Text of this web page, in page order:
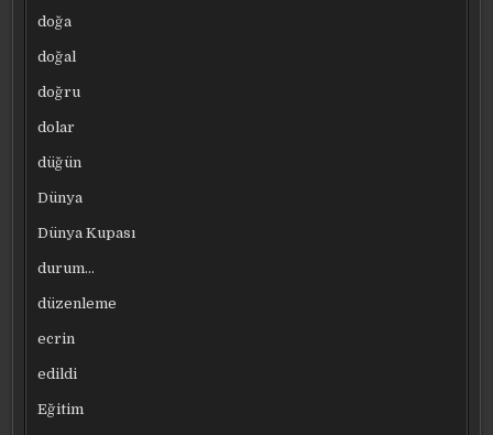
doğa
doğal
doğru
dolar
düğün
Dünya
Dünya Kupası
durum…
düzenleme
ecrin
edildi
Eğitim